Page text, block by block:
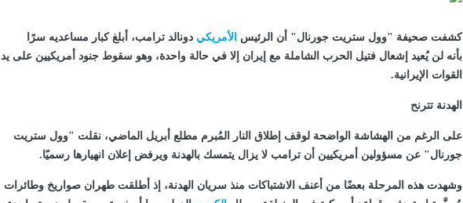
كشفت صحيفة "وول ستريت جورنال" أن الرئيس الأمريكي دونالد ترامب، أبلغ كبار مساعديه سرًا
بأنه لن يُعيد إشعال فتيل الحرب الشاملة مع إيران إلا في حالة واحدة، وهو سقوط جنود أمريكيين على يد
القوات الإيرانية.
الهدنة تترنح
على الرغم من الهشاشة الواضحة لوقف إطلاق النار المُبرم مطلع أبريل الماضي، نقلت "وول ستريت
جورنال" عن مسؤولين أمريكيين أن ترامب لا يزال يتمسك بالهدنة ويرفض إعلان انهيارها رسميًا.
وشهدت هذه المرحلة بعضًا من أعنف الاشتباكات منذ سريان الهدنة، إذ أطلقت طهران صواريخ وطائرات